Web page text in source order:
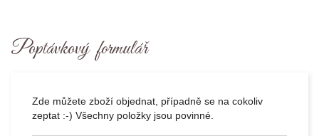
Poptávkový formulář
Zde můžete zboží objednat, případně se na cokoliv
zeptat :-) Všechny položky jsou povinné.